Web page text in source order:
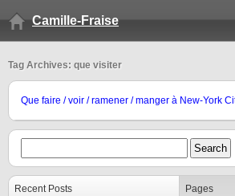
Camille-Fraise
Tag Archives: que visiter
Que faire / voir / ramener / manger à New-York
Recent Posts Pages